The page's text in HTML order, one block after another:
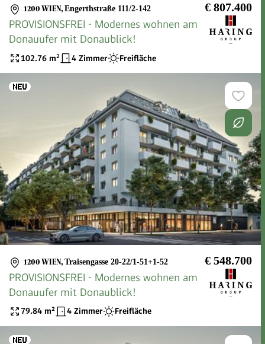
1200 WIEN, Engerthstraße 111/2-142 € 807.400
PROVISIONSFREI - Modernes wohnen am
Donauufer mit Donaublick!
102.76 m² 4 Zimmer Freifläche
1200 WIEN, Traisengasse 20-22/1-51+1-52 € 548.700
PROVISIONSFREI - Modernes wohnen am
Donauufer mit Donaublick!
79.84 m² 4 Zimmer Freifläche